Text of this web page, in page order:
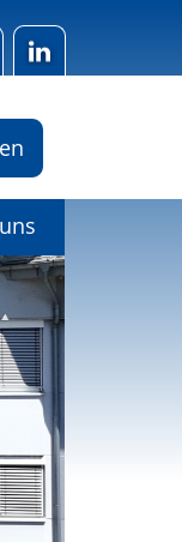
FacebookLinkedIn